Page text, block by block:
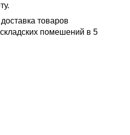
товаров
помешений в 5